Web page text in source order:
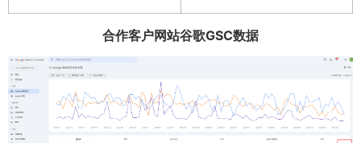
合作客户网站谷歌GSC数据